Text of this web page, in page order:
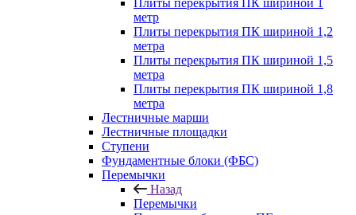
Плиты перекрытия ПК шириной 1
метр
Плиты перекрытия ПК шириной 1,2
метра
Плиты перекрытия ПК шириной 1,5
метра
Плиты перекрытия ПК шириной 1,8
метра
Лестничные марши
Лестничные площадки
Ступени
Фундаментные блоки (ФБС)
Перемычки
Назад
Перемычки